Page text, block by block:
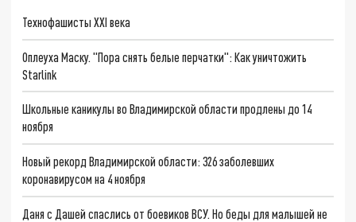
Технофашисты XXI века
Оплеуха Маску. "Пора снять белые перчатки": Как уничтожить
Starlink
Школьные каникулы во Владимирской области продлены до 14
ноября
Новый рекорд Владимирской области: 326 заболевших
коронавирусом на 4 ноября
Даня с Дашей спаслись от боевиков ВСУ. Но беды для малышей не